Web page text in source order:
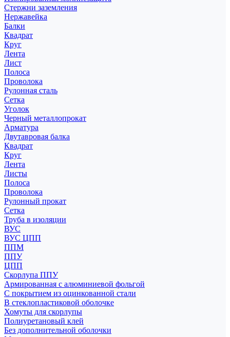
Стержни заземления
Нержавейка
Балки
Квадрат
Круг
Лента
Лист
Полоса
Проволока
Рулонная сталь
Сетка
Уголок
Черный металлопрокат
Арматура
Двутавровая балка
Квадрат
Круг
Лента
Листы
Полоса
Проволока
Рулонный прокат
Сетка
Труба в изоляции
ВУС
ВУС ЦПП
ППМ
ППУ
ЦПП
Скорлупа ППУ
Армированная с алюминиевой фольгой
С покрытием из оцинкованной стали
В стеклопластиковой оболочке
Хомуты для скорлупы
Полиуретановый клей
Без дополнительной оболочки